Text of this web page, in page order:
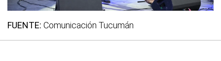
FUENTE: Comunicación Tucumán